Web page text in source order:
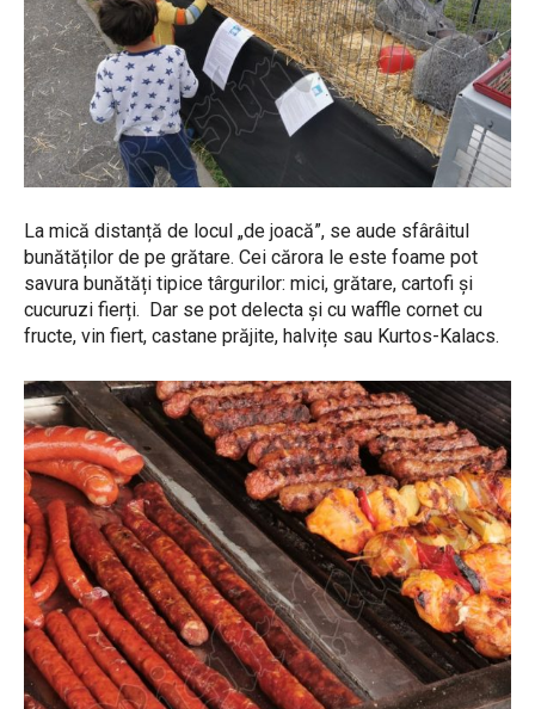
La mică distanță de locul „de joacă”, se aude sfârâitul
bunătăților de pe grătare. Cei cărora le este foame pot
savura bunătăți tipice târgurilor: mici, grătare, cartofi și
cucuruzi fierți. Dar se pot delecta și cu waffle cornet cu
fructe, vin fiert, castane prăjite, halvițe sau Kurtos-Kalacs.